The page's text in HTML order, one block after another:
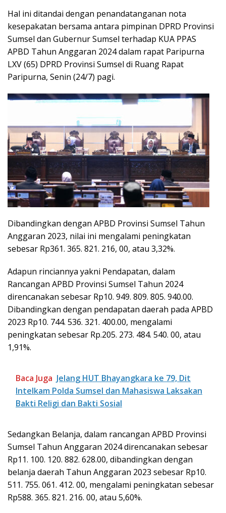
Hal ini ditandai dengan penandatanganan nota
kesepakatan bersama antara pimpinan DPRD Provinsi
Sumsel dan Gubernur Sumsel terhadap KUA PPAS
APBD Tahun Anggaran 2024 dalam rapat Paripurna
LXV (65) DPRD Provinsi Sumsel di Ruang Rapat
Paripurna, Senin (24/7) pagi.
Dibandingkan dengan APBD Provinsi Sumsel Tahun
Anggaran 2023, nilai ini mengalami peningkatan
sebesar Rp361. 365. 821. 216, 00, atau 3,32%.
Adapun rinciannya yakni Pendapatan, dalam
Rancangan APBD Provinsi Sumsel Tahun 2024
direncanakan sebesar Rp10. 949. 809. 805. 940.00.
Dibandingkan dengan pendapatan daerah pada APBD
2023 Rp10. 744. 536. 321. 400.00, mengalami
peningkatan sebesar Rp.205. 273. 484. 540. 00, atau
1,91%.
Baca Juga Jelang HUT Bhayangkara ke 79, Dit
Intelkam Polda Sumsel dan Mahasiswa Laksakan
Bakti Religi dan Bakti Sosial
Sedangkan Belanja, dalam rancangan APBD Provinsi
Sumsel Tahun Anggaran 2024 direncanakan sebesar
Rp11. 100. 120. 882. 628.00, dibandingkan dengan
belanja daerah Tahun Anggaran 2023 sebesar Rp10.
511. 755. 061. 412. 00, mengalami peningkatan sebesar
Rp588. 365. 821. 216. 00, atau 5,60%.